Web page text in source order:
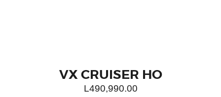
VX CRUISER HO
L490,990.00